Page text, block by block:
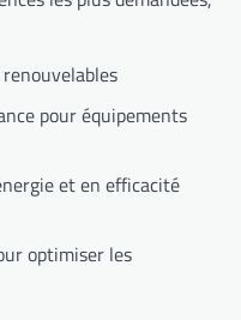
pour équipements
et en efficacité
optimiser les